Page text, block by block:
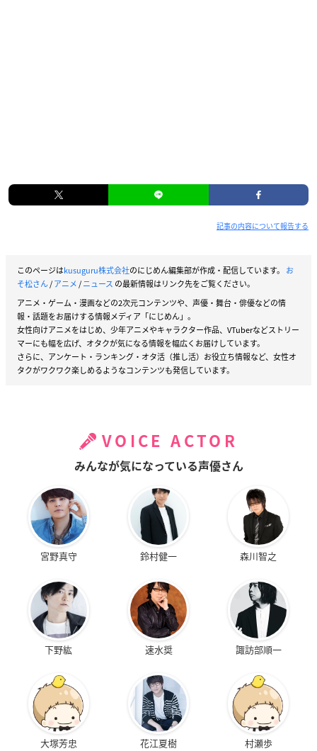
記事の内容について報告する
このページはkusuguru株式会社のにじめん編集部が作成・配信しています。 お
そ松さん/アニメ/ニュース の最新情報はリンク先をご覧ください。
アニメ・ゲーム・漫画などの2次元コンテンツや、声優・舞台・俳優などの情
報・話題をお届けする情報メディア「にじめん」。
女性向けアニメをはじめ、少年アニメやキャラクター作品、VTuberなどストリー
マーにも幅を広げ、オタクが気になる情報を幅広くお届けしています。
さらに、アンケート・ランキング・オタ活（推し活）お役立ち情報など、女性オ
タクがワクワク楽しめるようなコンテンツも発信しています。
VOICE ACTOR
みんなが気になっている声優さん
宮野真守 鈴村健一 森川智之
下野紘 速水奨 諏訪部順一
大塚芳忠 花江夏樹 村瀬歩